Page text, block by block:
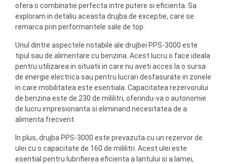
ofera o combinatie perfecta intre putere si eficienta. Sa
exploram in detaliu aceasta drujba de exceptie, care se
remarca prin performantele sale de top.
Unul dintre aspectele notabile ale drujbei PPS-3000 este
tipul sau de alimentare cu benzina. Acest lucru o face ideala
pentru utilizarea in situatii in care nu aveti acces la o sursa
de energie electrica sau pentru lucrari desfasurate in zonele
in care mobilitatea este esentiala. Capacitatea rezervorului
de benzina este de 230 de mililitri, oferindu-va o autonomie
de lucru impresionanta si eliminand necesitatea de a
alimenta frecvent.
In plus, drujba PPS-3000 este prevazuta cu un rezervor de
ulei cu o capacitate de 160 de mililitri. Acest ulei este
esential pentru lubrifierea eficienta a lantului si a lamei,